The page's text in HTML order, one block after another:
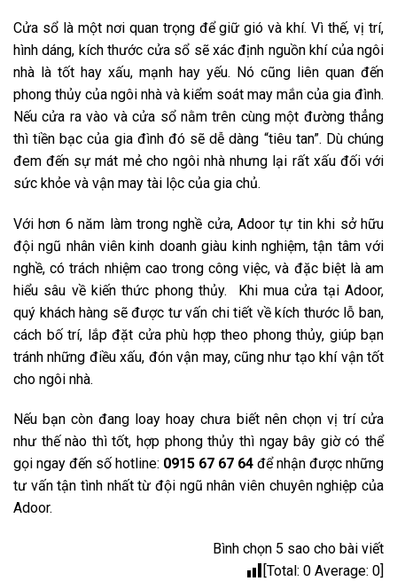
Cửa sổ là một nơi quan trọng để giữ gió và khí. Vì thế, vị trí,
hình dáng, kích thước cửa sổ sẽ xác định nguồn khí của ngôi
nhà là tốt hay xấu, mạnh hay yếu. Nó cũng liên quan đến
phong thủy của ngôi nhà và kiểm soát may mắn của gia đình.
Nếu cửa ra vào và cửa sổ nằm trên cùng một đường thẳng
thì tiền bạc của gia đình đó sẽ dễ dàng “tiêu tan”. Dù chúng
đem đến sự mát mẻ cho ngôi nhà nhưng lại rất xấu đối với
sức khỏe và vận may tài lộc của gia chủ.
Với hơn 6 năm làm trong nghề cửa, Adoor tự tin khi sở hữu
đội ngũ nhân viên kinh doanh giàu kinh nghiệm, tận tâm với
nghề, có trách nhiệm cao trong công việc, và đặc biệt là am
hiểu sâu về kiến thức phong thủy. Khi mua cửa tại Adoor,
quý khách hàng sẽ được tư vấn chi tiết về kích thước lỗ ban,
cách bố trí, lắp đặt cửa phù hợp theo phong thủy, giúp bạn
tránh những điều xấu, đón vận may, cũng như tạo khí vận tốt
cho ngôi nhà.
Nếu bạn còn đang loay hoay chưa biết nên chọn vị trí cửa
như thế nào thì tốt, hợp phong thủy thì ngay bây giờ có thể
gọi ngay đến số hotline: 0915 67 67 64 để nhận được những
tư vấn tận tình nhất từ đội ngũ nhân viên chuyên nghiệp của
Adoor.
Bình chọn 5 sao cho bài viết
[Total: 0 Average: 0]